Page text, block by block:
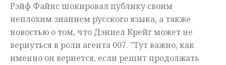
Рэйф Файнс шокировал публику своим
неплохим знанием русского языка, а также
новостью о том, что Дэниел Крейг может не
вернуться в роли агента 007. "Тут важно, как
именно он вернется, если решит продолжать